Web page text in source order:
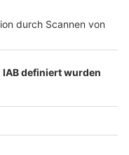
Impressum